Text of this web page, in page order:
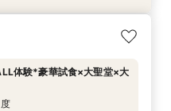
典付】試食×最大130万円優
〜
在宅&スマホでOK！オン
歓迎】最短90分×見積もり相
◎／フレンチ試食＆直前予約
〜
宅で残す大切な一日！期間限
〜
★ドレス試着】光の大聖堂
〜
体験*豪華試食×大聖堂×大